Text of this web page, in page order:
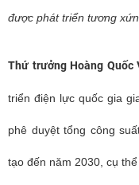
được phát triển tương
Thứ trưởng Hoàng Quốc
triển điện lực quốc gia
phê duyệt tổng công
tạo đến năm 2030, cụ thể